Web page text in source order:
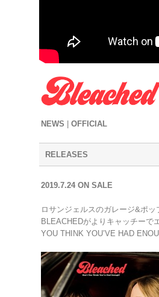
NEWS OFFICIAL
RELEASES
2019.7.24 ON SALE
ロサンジェルスのガレージ&ポ
BLEACHEDがよりキャッチーで
YOU THINK YOU’VE HAD